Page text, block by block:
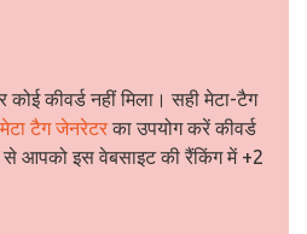
कीवर्ड नहीं मिला। सही मेटा-टैग
टैग जेनरेटरका उपयोग करें कीवर्ड
आपको इस वेबसाइट की रैंकिंग में +2